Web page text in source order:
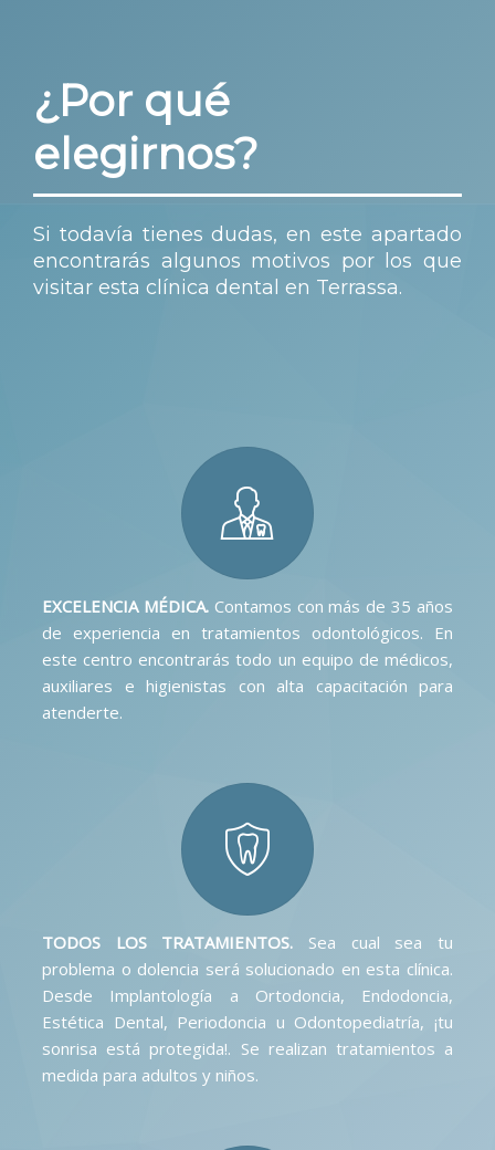
¿Por qué
elegirnos?
Si todavía tienes dudas, en este apartado
encontrarás algunos motivos por los que
visitar esta clínica dental en Terrassa.
EXCELENCIA MÉDICA.Contamos con más de 35 años
de experiencia en tratamientos odontológicos. En
este centro encontrarás todo un equipo de médicos,
auxiliares e higienistas con alta capacitación para
atenderte.
TODOS LOS TRATAMIENTOS. Sea cual sea tu
problema o dolencia será solucionado en esta clínica.
Desde Implantología a Ortodoncia, Endodoncia,
Estética Dental, Periodoncia u Odontopediatría, ¡tu
sonrisa está protegida!. Se realizan tratamientos a
medida para adultos y niños.